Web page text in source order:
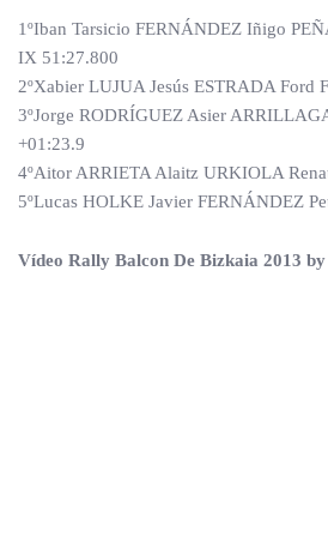
1ºIban Tarsicio FERNÁNDEZ Iñigo
IX 51:27.800
2ºXabier LUJUA Jesús ESTRADA Ford
3ºJorge RODRÍGUEZ Asier
+01:23.9
4ºAitor ARRIETA Alaitz URKIOLA
5ºLucas HOLKE Javier FERNÁNDEZ
Vídeo Rally Balcon De Bizkaia 2013 by